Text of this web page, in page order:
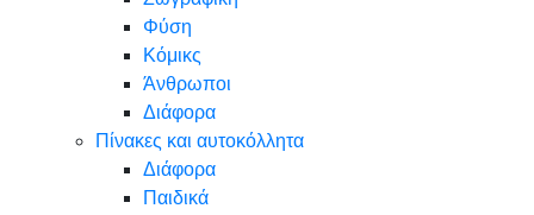
Φύση
Κόμικς
Άνθρωποι
Διάφορα
Πίνακες και αυτοκόλλητα
Διάφορα
Παιδικά